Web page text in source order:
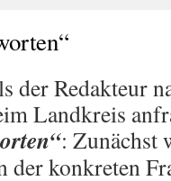
der Redakteur
Landkreis
: Zunächst
konkreten